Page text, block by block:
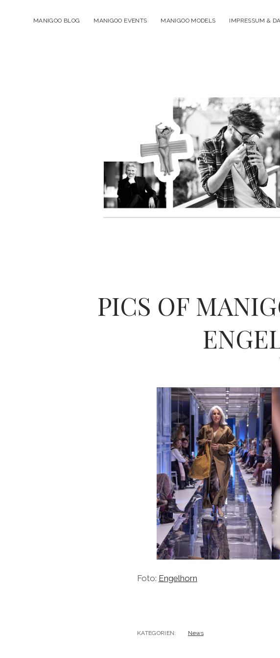
MANIGOO BLOG MANIGOO EVENTS MANIGOO MODELS IMPRESSUM &
PICS OF
Foto: Engelhorn
KATEGORIEN: News